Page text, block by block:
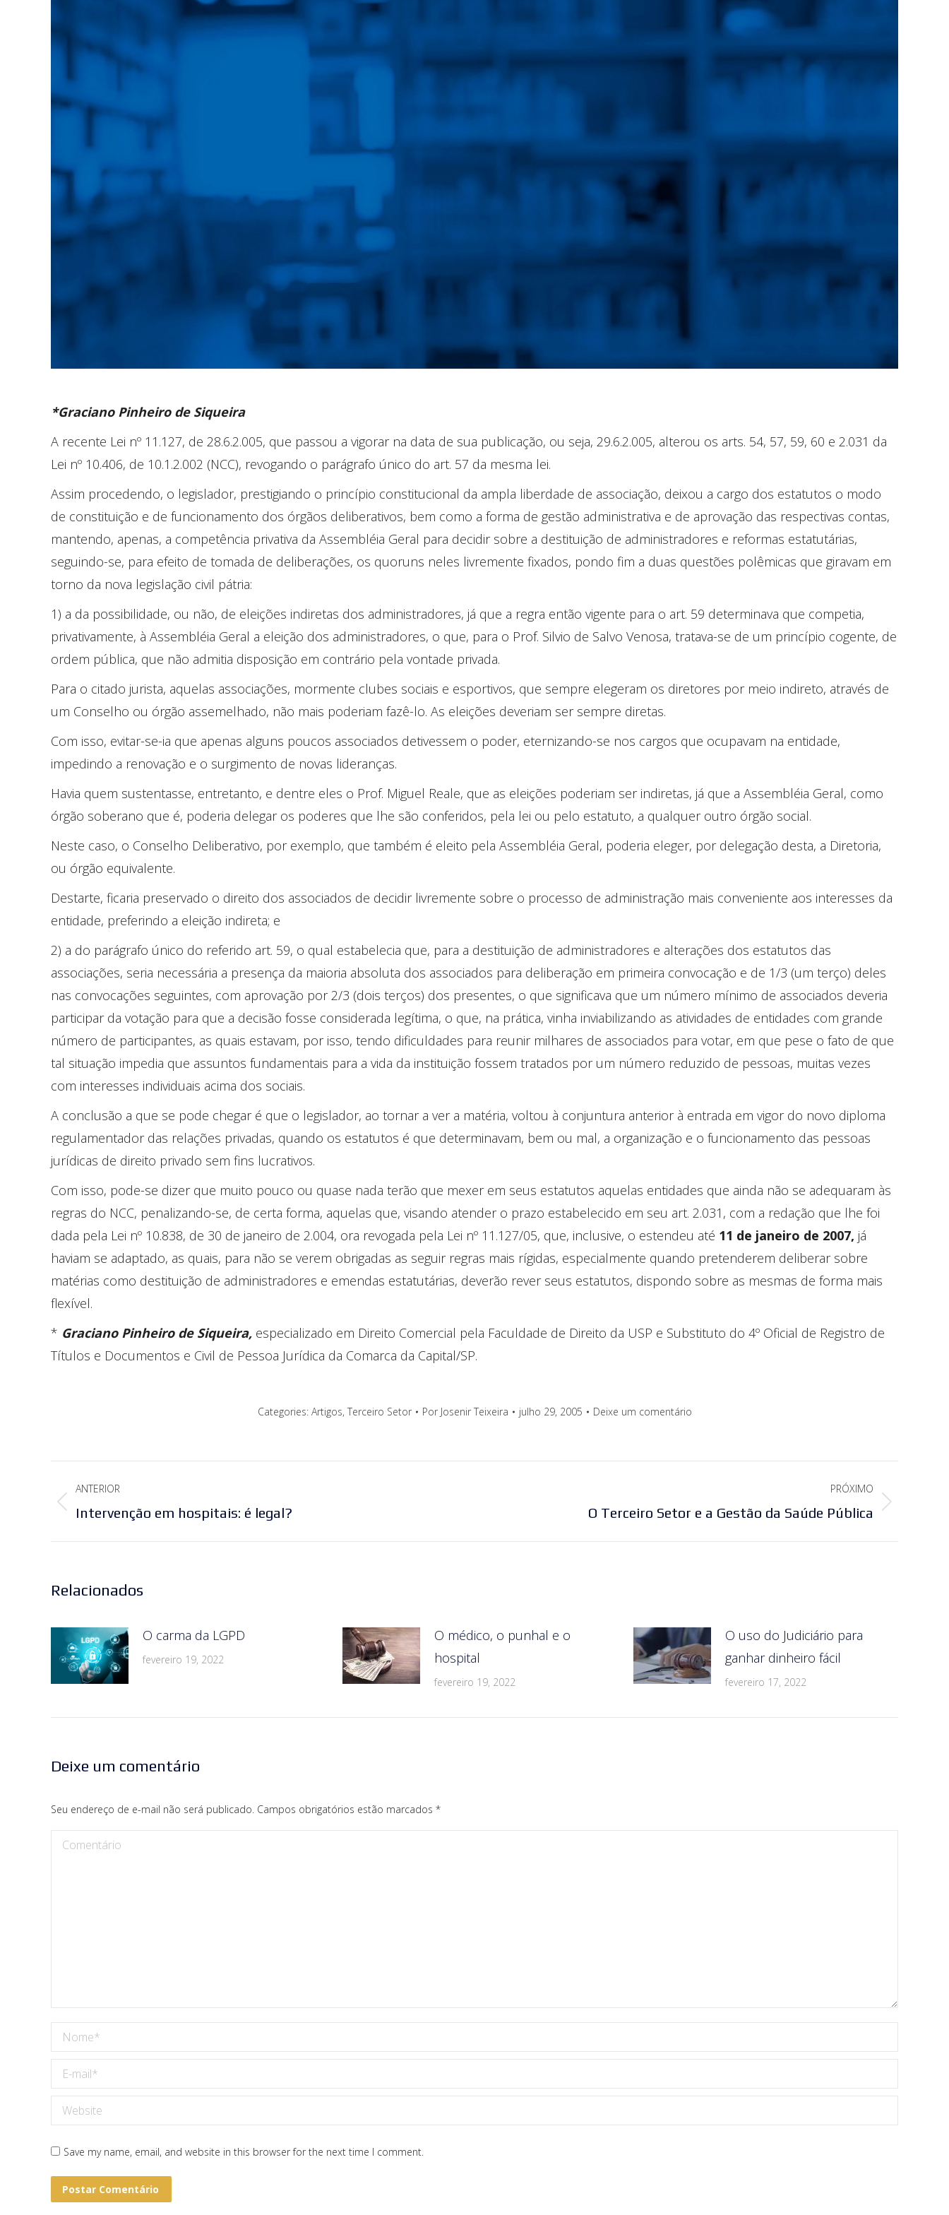
*Graciano Pinheiro de Siqueira
A recente Lei nº 11.127, de 28.6.2.005, que passou a vigorar na data de sua publicação, ou seja, 29.6.2.005, alterou os arts. 54, 57, 59, 60 e 2.031 da
Lei nº 10.406, de 10.1.2.002 (NCC), revogando o parágrafo único do art. 57 da mesma lei.
Assim procedendo, o legislador, prestigiando o princípio constitucional da ampla liberdade de associação, deixou a cargo dos estatutos o modo
de constituição e de funcionamento dos órgãos deliberativos, bem como a forma de gestão administrativa e de aprovação das respectivas contas,
mantendo, apenas, a competência privativa da Assembléia Geral para decidir sobre a destituição de administradores e reformas estatutárias,
seguindo-se, para efeito de tomada de deliberações, os quoruns neles livremente fixados, pondo fim a duas questões polêmicas que giravam em
torno da nova legislação civil pátria:
1) a da possibilidade, ou não, de eleições indiretas dos administradores, já que a regra então vigente para o art. 59 determinava que competia,
privativamente, à Assembléia Geral a eleição dos administradores, o que, para o Prof. Silvio de Salvo Venosa, tratava-se de um princípio cogente, de
ordem pública, que não admitia disposição em contrário pela vontade privada.
Para o citado jurista, aquelas associações, mormente clubes sociais e esportivos, que sempre elegeram os diretores por meio indireto, através de
um Conselho ou órgão assemelhado, não mais poderiam fazê-lo. As eleições deveriam ser sempre diretas.
Com isso, evitar-se-ia que apenas alguns poucos associados detivessem o poder, eternizando-se nos cargos que ocupavam na entidade,
impedindo a renovação e o surgimento de novas lideranças.
Havia quem sustentasse, entretanto, e dentre eles o Prof. Miguel Reale, que as eleições poderiam ser indiretas, já que a Assembléia Geral, como
órgão soberano que é, poderia delegar os poderes que lhe são conferidos, pela lei ou pelo estatuto, a qualquer outro órgão social.
Neste caso, o Conselho Deliberativo, por exemplo, que também é eleito pela Assembléia Geral, poderia eleger, por delegação desta, a Diretoria,
ou órgão equivalente.
Destarte, ficaria preservado o direito dos associados de decidir livremente sobre o processo de administração mais conveniente aos interesses da
entidade, preferindo a eleição indireta; e
2) a do parágrafo único do referido art. 59, o qual estabelecia que, para a destituição de administradores e alterações dos estatutos das
associações, seria necessária a presença da maioria absoluta dos associados para deliberação em primeira convocação e de 1/3 (um terço) deles
nas convocações seguintes, com aprovação por 2/3 (dois terços) dos presentes, o que significava que um número mínimo de associados deveria
participar da votação para que a decisão fosse considerada legítima, o que, na prática, vinha inviabilizando as atividades de entidades com grande
número de participantes, as quais estavam, por isso, tendo dificuldades para reunir milhares de associados para votar, em que pese o fato de que
tal situação impedia que assuntos fundamentais para a vida da instituição fossem tratados por um número reduzido de pessoas, muitas vezes
com interesses individuais acima dos sociais.
A conclusão a que se pode chegar é que o legislador, ao tornar a ver a matéria, voltou à conjuntura anterior à entrada em vigor do novo diploma
regulamentador das relações privadas, quando os estatutos é que determinavam, bem ou mal, a organização e o funcionamento das pessoas
jurídicas de direito privado sem fins lucrativos.
Com isso, pode-se dizer que muito pouco ou quase nada terão que mexer em seus estatutos aquelas entidades que ainda não se adequaram às
regras do NCC, penalizando-se, de certa forma, aquelas que, visando atender o prazo estabelecido em seu art. 2.031, com a redação que lhe foi
dada pela Lei nº 10.838, de 30 de janeiro de 2.004, ora revogada pela Lei nº 11.127/05, que, inclusive, o estendeu até 11 de janeiro de 2007, já
haviam se adaptado, as quais, para não se verem obrigadas as seguir regras mais rígidas, especialmente quando pretenderem deliberar sobre
matérias como destituição de administradores e emendas estatutárias, deverão rever seus estatutos, dispondo sobre as mesmas de forma mais
flexível.
* Graciano Pinheiro de Siqueira, especializado em Direito Comercial pela Faculdade de Direito da USP e Substituto do 4º Oficial de Registro de
Títulos e Documentos e Civil de Pessoa Jurídica da Comarca da Capital/SP.
Categories: Artigos, Terceiro Setor Por Josenir Teixeira julho 29, 2005 Deixe um comentário
de
post:
ANTERIOR
Post
Intervenção em hospitais: é legal?
PRÓXIMO
O Terceiro Setor e a Gestão da Saúde Pública
Relacionados
O carma da LGPD
fevereiro 19, 2022
O médico, o punhal e o
hospital
fevereiro 19, 2022
O uso do Judiciário para
ganhar dinheiro fácil
fevereiro 17, 2022
Deixe um comentário
Seu endereço de e-mail não será publicado. Campos obrigatórios estão marcados *
Comentário
Nome *
E-mail *
Website
Save my name, email, and website in this browser for the next time I comment.
Postar Comentário